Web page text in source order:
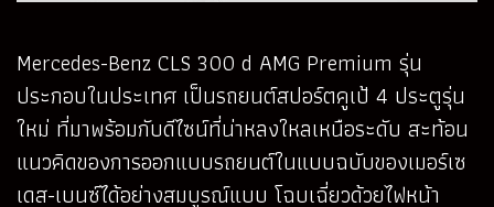
Mercedes-Benz CLS 300 d AMG Premium รุ่น
ประกอบในประเทศ เป็นรถยนต์สปอร์ตคูเป้ 4 ประตูรุ่น
ใหม่ ที่มาพร้อมกับดีไซน์ที่น่าหลงใหลเหนือระดับ สะท้อน
แนวคิดของการออกแบบรถยนต์ในแบบฉบับของเมอร์เซ
เดส-เบนซ์ได้อย่างสมบูรณ์แบบ โฉบเฉี่ยวด้วยไฟหน้า